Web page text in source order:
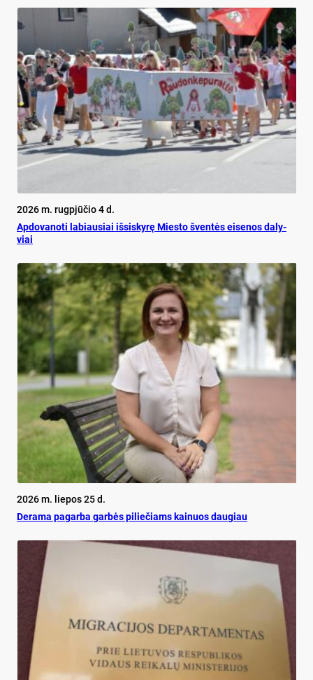
2026 m. rugpjūčio 4 d.
Ap­do­va­no­ti la­biau­siai iš­si­sky­rę Mies­to šven­tės ei­se­nos da­ly­
viai
2026 m. liepos 25 d.
De­ra­ma pa­gar­ba gar­bės pi­lie­čiams kai­nuos dau­giau